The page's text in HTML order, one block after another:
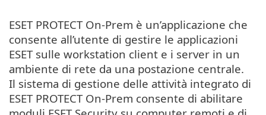
ESET PROTECT On-Prem è un’applicazione che
consente all’utente di gestire le applicazioni
ESET sulle workstation client e i server in un
ambiente di rete da una postazione centrale.
Il sistema di gestione delle attività integrato di
ESET PROTECT On-Prem consente di abilitare